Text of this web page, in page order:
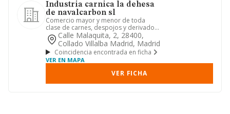
Industria carnica la dehesa
de navalcarbon sl
Comercio mayor y menor de toda
clase de carnes, despojos y derivados
carnicos, embutidos, fiambres..
Calle Malaquita, 2, 28400,
Collado Villalba Madrid, Madrid
Coincidencia encontrada en ficha
VER EN MAPA
VER FICHA